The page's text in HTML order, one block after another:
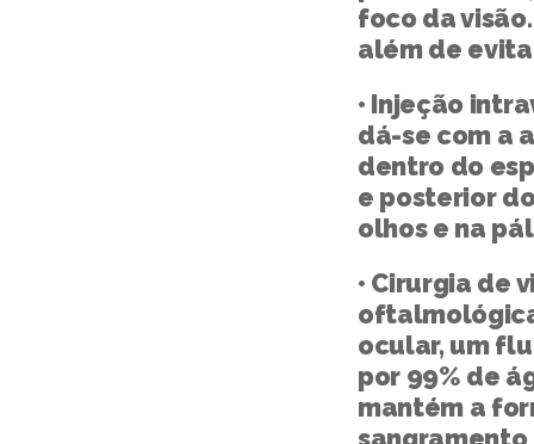
foco da
além de
• Injeção
dá-se com a
dentro do
e posterior
olhos e na
• Cirurgia de
ocular, um
por 99% de
mantém a